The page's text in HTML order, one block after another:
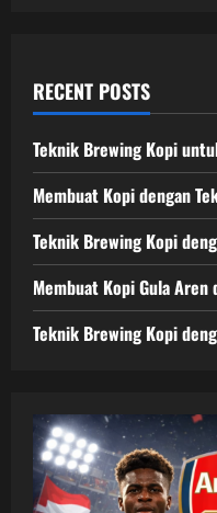
RECENT POSTS
Teknik Brewing Kopi
Membuat Kopi dengan
Teknik Brewing Kopi
Membuat Kopi Gula
Teknik Brewing Kopi